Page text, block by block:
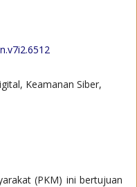
Keamanan Siber,
(PKM) ini bertujuan